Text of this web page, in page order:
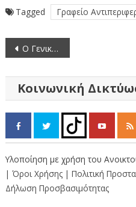
Tagged Γραφείο
Πλοήγηση
Ο Γενικός Επιθεωρητής Αστυνομίας Βορείου Ελλάδος στον Αντιπεριφερειάρχη Καστοριάς.
Κοινωνική
Υλοποίηση με χρήση του
| Όροι Χρήσης | Πολιτική
Δήλωση Προσβασιμότητας